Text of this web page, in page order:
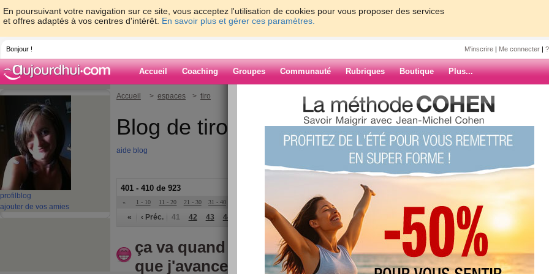
En poursuivant votre navigation sur ce site, vous acceptez l'utilisation de cookies pour vous proposer des services
et offres adaptés à vos centres d'intérêt. En savoir plus et gérer ces paramètres.
Bonjour ! M'inscrire | Me connecter |
Accueil Coaching Groupes Communauté Rubriques Boutique Plus...
profil blog
ajouter de vos amies
Accueil > espaces > tiro
Blog de tiro
aide blog
401 - 410 de 923
« 1 - 10 11 - 20 21 - 30 31 - 40 51 - 60 71 - 80 91 - 93
« ‹ Préc. 41 42 43 44 46 47 48 49 50 Suiv. ›
ça va quand meme mieux malgré
que j'avance pas!!
ARCHIVES